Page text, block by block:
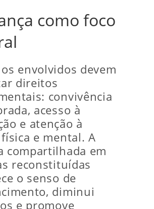
como foco
envolvidos devem
direitos
convivência
acesso à
e atenção à
e mental. A
compartilhada em
reconstituídas
o senso de
diminui
e promove